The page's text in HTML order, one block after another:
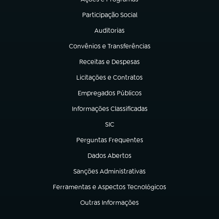
(abre em nova aba)
Participação Social
(abre em nova aba)
Auditorias
(abre em nova aba)
Convênios e Transferências
(abre em nova aba)
Receitas e Despesas
(abre em nova aba)
Licitações e Contratos
(abre em nova aba)
Empregados Públicos
(abre em nova aba)
Informações Classificadas
(abre em nova aba)
SIC
(abre em nova aba)
Perguntas Frequentes
(abre em nova aba)
Dados Abertos
(abre em nova aba)
Sanções Administrativas
(abre em nova aba)
Ferramentas e Aspectos Tecnológicos
(abre em nova aba)
Outras Informações
(abre em nova aba)